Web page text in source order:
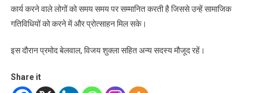
कार्य करने वाले लोगों को समय समय पर सम्मानित करती है जिससे उन्हें सामाजिक
गतिविधियों को करने में और प्रोत्साहन मिल सके।
इस दौरान प्रमोद बेलवाल, विजय शुक्ला सहित अन्य सदस्य मौजूद रहें।
Share it